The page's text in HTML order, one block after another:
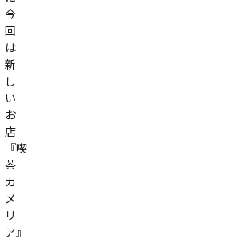
今
回
は
新
し
い
お
店
『喫
茶
カ
メ
リ
ア』